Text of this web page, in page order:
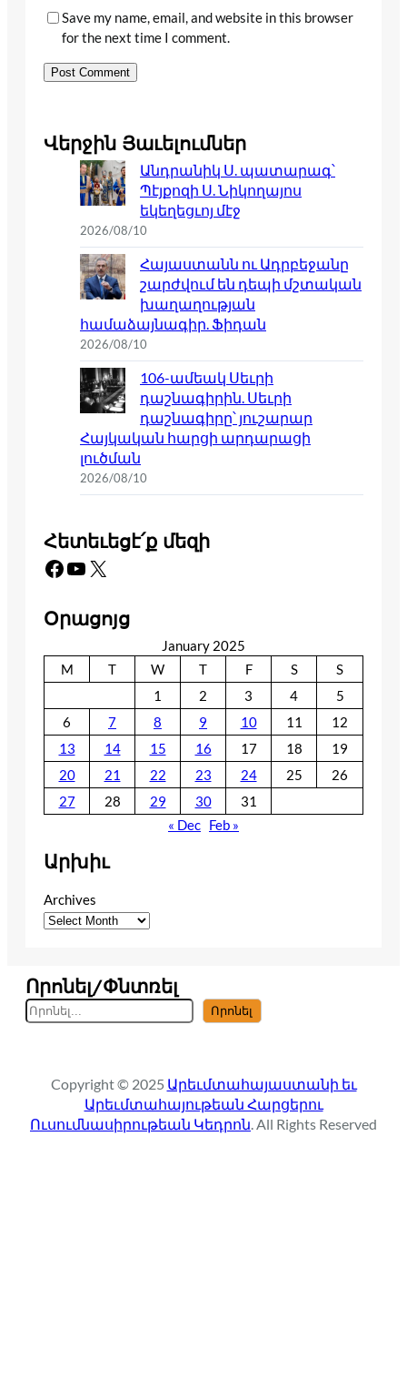
Save my name, email, and website in this browser
for the next time I comment.
Վերջին Յաւելումներ
Անդրանիկ Ս. պատարագ՝
Պէյքոզի Ս. Նիկողայոս
եկեղեցւոյ մէջ
2026/08/10
Հայաստանն ու Ադրբեջանը
շարժվում են դեպի մշտական
խաղաղության
համաձայնագիր. Ֆիդան
2026/08/10
106-ամեակ Սեւրի
դաշնագիրին. Սեւրի
դաշնագիրը՝ յուշարար
Հայկական հարցի արդարացի
լուծման
2026/08/10
Հետեւեցէ՛ք մեզի
Facebook YouTube X
Օրացոյց
January 2025
M
T W T F S
S
1
2 3 4
5
6
7 8 9 10 11
12
13
14 15 16 17 18
19
20
21 22 23 24 25
26
27
28 29 30
31
« Dec Feb »
Արխիւ
Archives
Որոնել/Փնտռել
S
e
c
h
Որոնել
Copyright © 2025 Արեւմտահայաստանի եւ
Արեւմտահայութեան Հարցերու
Ուսումնասիրութեան Կեդրոն. All Rights Reserved